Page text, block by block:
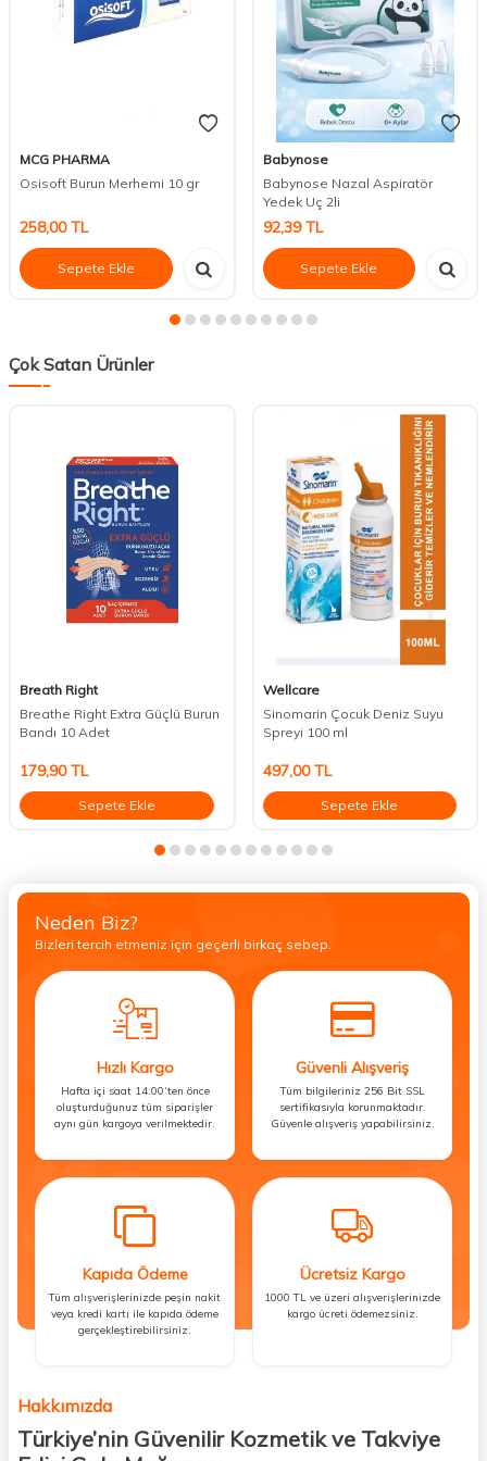
MCG PHARMA
Osisoft Burun Merhemi 10 gr
258,00TL
Sepete Ekle
Babynose
Babynose Nazal Aspiratör
Yedek Uç 2li
92,39TL
Sepete Ekle
Çok Satan Ürünler
Breath Right
Breathe Right Extra Güçlü Burun
Bandı 10 Adet
179,90TL
Sepete Ekle
Wellcare
Sinomarin Çocuk Deniz Suyu
Spreyi 100 ml
497,00TL
Sepete Ekle
Neden Biz?
Bizleri tercih etmeniz için geçerli birkaç sebep.
Hızlı Kargo
Hafta içi saat 14:00’ten önce
oluşturduğunuz tüm siparişler
aynı gün kargoya verilmektedir.
Güvenli Alışveriş
Tüm bilgileriniz 256 Bit SSL
sertifikasıyla korunmaktadır.
Güvenle alışveriş yapabilirsiniz.
Kapıda Ödeme
Tüm alışverişlerinizde peşin nakit
veya kredi kartı ile kapıda ödeme
gerçekleştirebilirsiniz.
Ücretsiz Kargo
1000 TL ve üzeri alışverişlerinizde
kargo ücreti ödemezsiniz.
Hakkımızda
Türkiye’nin Güvenilir Kozmetik ve Takviye